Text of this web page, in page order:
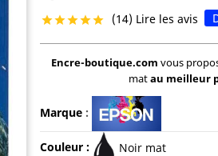
 (14) Lire les avis
Encre-boutique.com vous
matau meilleur
Marque:
Couleur : Noir mat